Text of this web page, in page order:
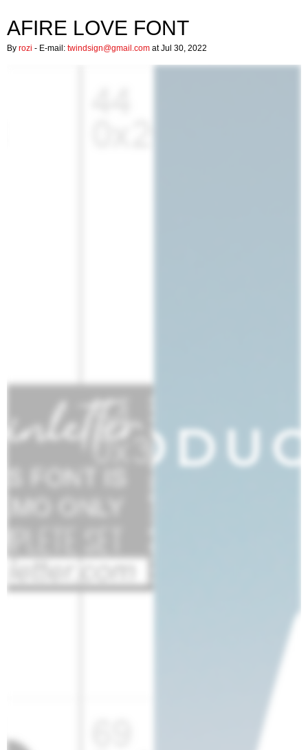
AFIRE LOVE FONT
By rozi - E-mail: twindsign@gmail.com at Jul 30, 2022